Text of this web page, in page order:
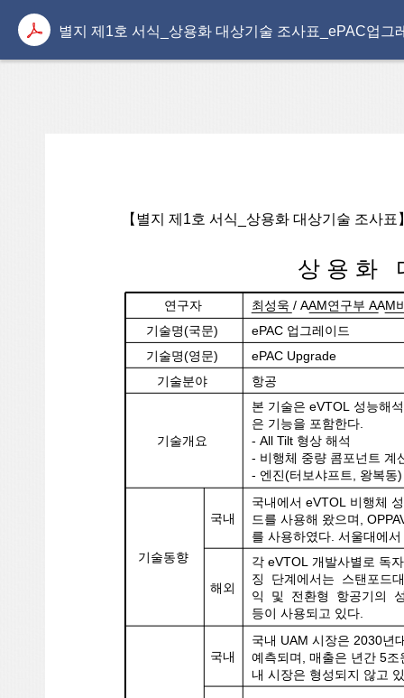
별지 제1호 서식_상용화 대상기술 조사표_ePAC업그
【별지 제1호 서식_상용화 대상기술 조사표
상 용 화
연구자
최성욱 / AAM연구부 AAM
기술명(국문)
ePAC 업그레이드
기술명(영문)
ePAC Upgrade
기술분야
항공
기술개요
본 기술은 eVTOL 성능해
은 기능을 포함한다.
- All Tilt 형상 해석
- 비행체 중량 콤포넌트 계
- 엔진(터보샤프트, 왕복동
기술동향
국내
국내에서 eVTOL 비행체
드를 사용해 왔으며,
를 사용하였다. 서울대에
해외
각 eVTOL 개발사별로 독
징 단계에서는 스탠포드
익 및 전환형 항공기의
등이 사용되고 있다.
국내
국내 UAM 시장은 2030년
예측되며, 매출은 년간 5
내 시장은 형성되지 않고